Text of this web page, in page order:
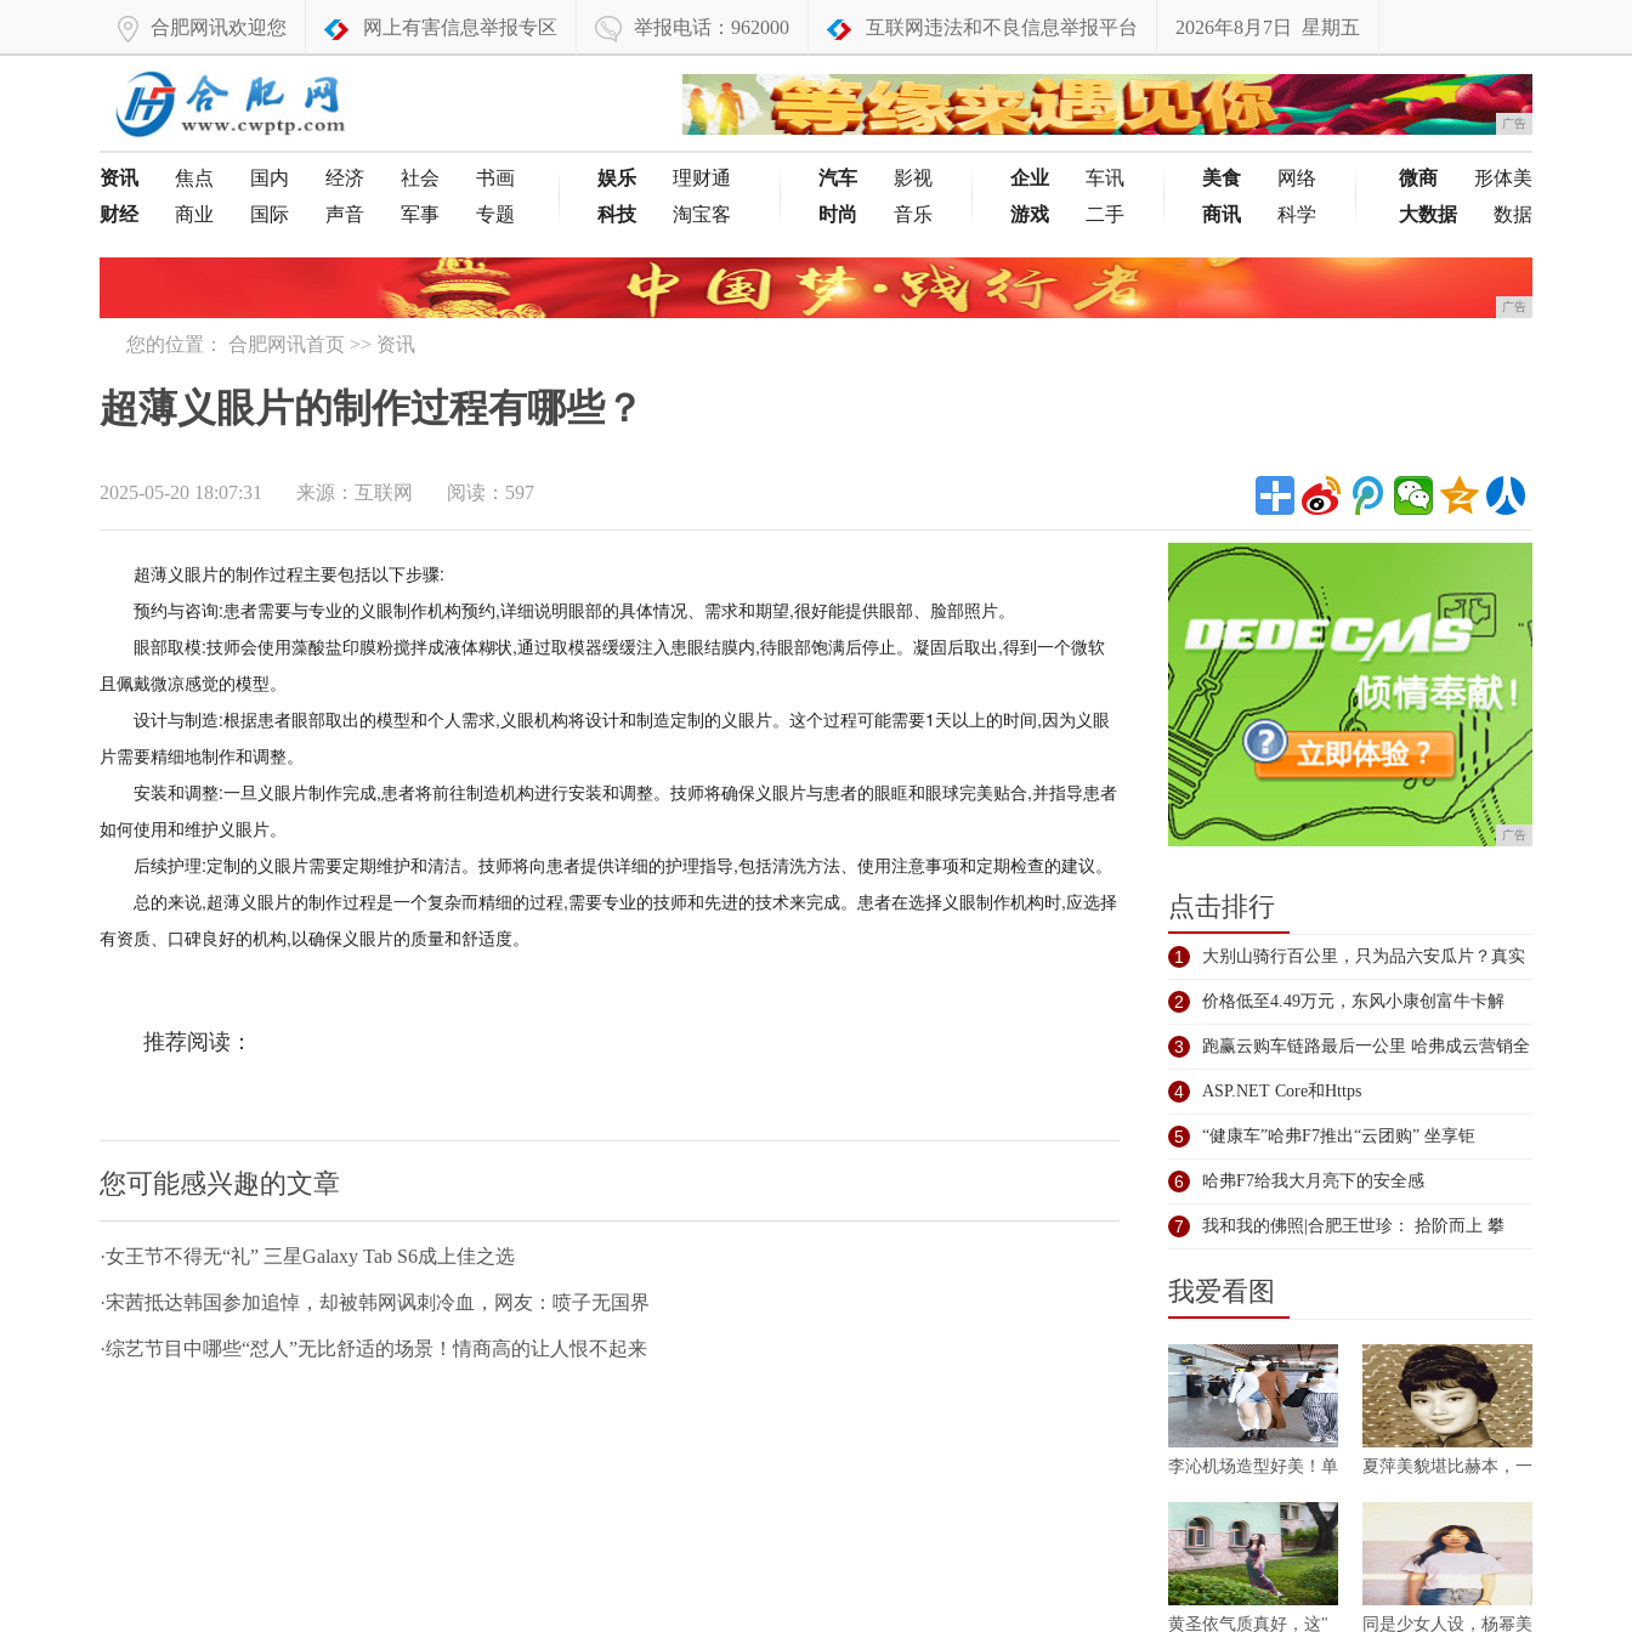
合肥网讯欢迎您 网上有害信息举报专区 举报电话：962000 互联网违法和不良信息举报平台 2026年8月7日 星期五
广告
资讯 焦点 国内 经济 社会
书画
财经
商业 国际 声音 军事 专题
娱乐
理财通
科技
淘宝客
汽车
影视
时尚
音乐
企业
车讯
游戏
二手
美食
网络
商讯
科学
微商
形体美
大数据
数据
广告
您的位置： 合肥网讯首页 >> 资讯
超薄义眼片的制作过程有哪些？
2025-05-20 18:07:31 来源：互联网 阅读：597
超薄义眼片的制作过程主要包括以下步骤:
预约与咨询:患者需要与专业的义眼制作机构预约,详细说明眼部的具体情况、需求和期望,很好能提供眼部、脸部照片。
眼部取模:技师会使用藻酸盐印膜粉搅拌成液体糊状,通过取模器缓缓注入患眼结膜内,待眼部饱满后停止。凝固后取出,得到一个微软
且佩戴微凉感觉的模型。
设计与制造:根据患者眼部取出的模型和个人需求,义眼机构将设计和制造定制的义眼片。这个过程可能需要1天以上的时间,因为义眼
片需要精细地制作和调整。
安装和调整:一旦义眼片制作完成,患者将前往制造机构进行安装和调整。技师将确保义眼片与患者的眼眶和眼球完美贴合,并指导患者
如何使用和维护义眼片。
后续护理:定制的义眼片需要定期维护和清洁。技师将向患者提供详细的护理指导,包括清洗方法、使用注意事项和定期检查的建议。
总的来说,超薄义眼片的制作过程是一个复杂而精细的过程,需要专业的技师和先进的技术来完成。患者在选择义眼制作机构时,应选择
有资质、口碑良好的机构,以确保义眼片的质量和舒适度。
推荐阅读：
您可能感兴趣的文章
·女王节不得无“礼” 三星Galaxy Tab S6成上佳之选
·宋茜抵达韩国参加追悼，却被韩网讽刺冷血，网友：喷子无国界
·综艺节目中哪些“怼人”无比舒适的场景！情商高的让人恨不起来
广告
点击排行
1 大别山骑行百公里，只为品六安瓜片？真实
见
2 价格低至4.49万元，东风小康创富牛卡解
3 跑赢云购车链路最后一公里 哈弗成云营销全
4 ASP.NET Core和Https
5 “健康车”哈弗F7推出“云团购” 坐享钜
6 哈弗F7给我大月亮下的安全感
7 我和我的佛照|合肥王世珍： 拾阶而上 攀
我爱看图
李沁机场造型好美！单 夏萍美貌堪比赫本，一
黄圣依气质真好，这" 同是少女人设，杨幂美